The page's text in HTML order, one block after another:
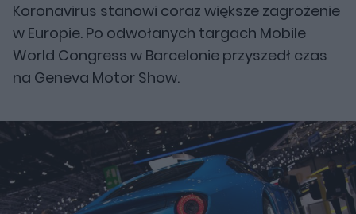
Koronavirus stanowi coraz większe zagrożenie
w Europie. Po odwołanych targach Mobile
World Congress w Barcelonie przyszedł czas
na Geneva Motor Show.